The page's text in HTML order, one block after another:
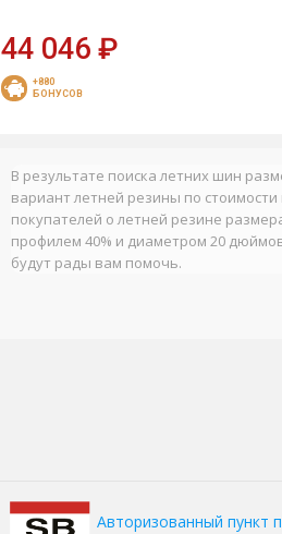
44 046 ₽
+880
БОНУСОВ
В результате поиска летних шин
вариант летней резины по
покупателей о летней резине
профилем 40% и диаметром 20
будут рады вам помочь.
Авторизованный пункт